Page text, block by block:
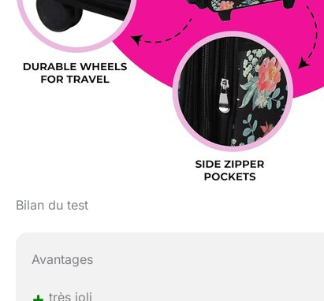
Bilan du test
Avantages
très joli